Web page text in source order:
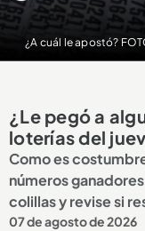
¿A cuál le apostó?
¿Le pegó a
loterías del
Como es
números
colillas y revise si
07 de agosto de 2026